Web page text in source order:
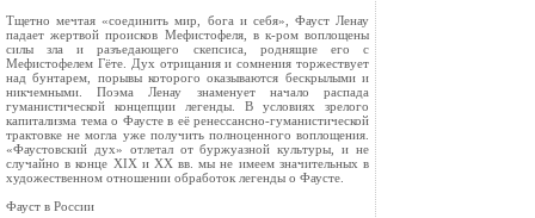
Тщетно мечтая «соединить мир, бога и себя», Фауст Ленау
падает жертвой происков Мефистофеля, в к-ром воплощены
силы зла и разъедающего скепсиса, роднящие его с
Мефистофелем Гёте. Дух отрицания и сомнения торжествует
над бунтарем, порывы которого оказываются бескрылыми и
никчемными. Поэма Ленау знаменует начало распада
гуманистической концепции легенды. В условиях зрелого
капитализма тема о Фаусте в её ренессансно-гуманистической
трактовке не могла уже получить полноценного воплощения.
«Фаустовский дух» отлетал от буржуазной культуры, и не
случайно в конце XIX и XX вв. мы не имеем значительных в
художественном отношении обработок легенды о Фаусте.
Фауст в России